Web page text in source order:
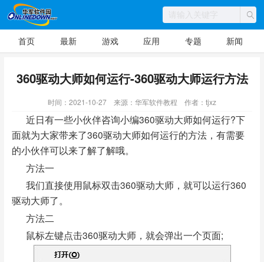
首页 最新 游戏 应用 专题 新闻
360驱动大师如何运行-360驱动大师运行方法
时间：2021-10-27 来源：华军软件教程 作者：tjxz
近日有一些小伙伴咨询小编360驱动大师如何运行?下
面就为大家带来了360驱动大师如何运行的方法，有需要
的小伙伴可以来了解了解哦。
方法一
我们直接使用鼠标双击360驱动大师，就可以运行360
驱动大师了。
方法二
鼠标左键点击360驱动大师，就会弹出一个页面;